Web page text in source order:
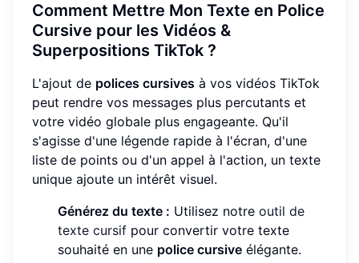
Comment Mettre Mon Texte en Police
Cursive pour les Vidéos &
Superpositions TikTok ?
L'ajout de polices cursives à vos vidéos TikTok
peut rendre vos messages plus percutants et
votre vidéo globale plus engageante. Qu'il
s'agisse d'une légende rapide à l'écran, d'une
liste de points ou d'un appel à l'action, un texte
unique ajoute un intérêt visuel.
Générez du texte : Utilisez notre outil de
texte cursif pour convertir votre texte
souhaité en une police cursive élégante.